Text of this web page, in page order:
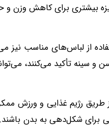
بیشتری برای کاهش وزن
از لباس‌های مناسب
و سینه تأکید می‌کنند،
طریق رژیم غذایی و ورزش
برای شکل‌دهی به بدن